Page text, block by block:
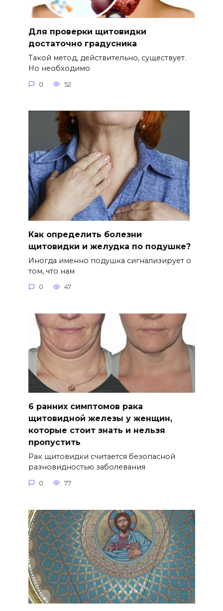
Для проверки щитовидки
достаточно градусника
Такой метод, действительно, существует.
Но необходимо
0 52
Как определить болезни
щитовидки и желудка по подушке?
Иногда именно подушка сигнализирует о
том, что нам
0 47
6 ранних симптомов рака
щитовидной железы у женщин,
которые стоит знать и нельзя
пропустить
Рак щитовидки считается безопасной
разновидностью заболевания
0 77